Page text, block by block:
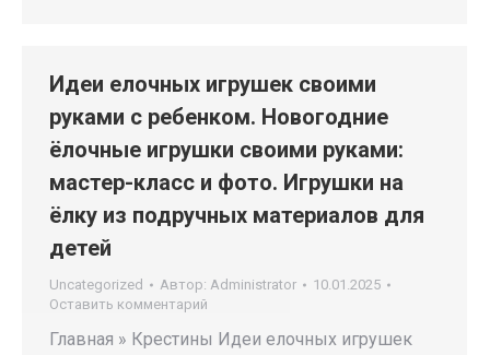
Идеи елочных игрушек своими
руками с ребенком. Новогодние
ёлочные игрушки своими руками:
мастер-класс и фото. Игрушки на
ёлку из подручных материалов для
детей
Uncategorized Автор: Administrator
10.01.2025
Оставить комментарий
Главная » Крестины Идеи елочных игрушек